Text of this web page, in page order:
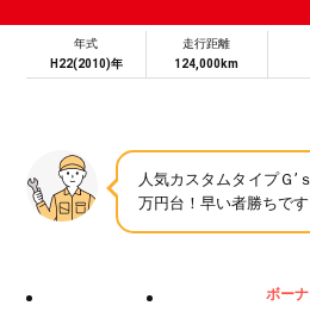
年式
H22(2010)年
走行距離
124,000km
人気カスタムタイプＧ’
万円台！早い者勝ちです
ボー